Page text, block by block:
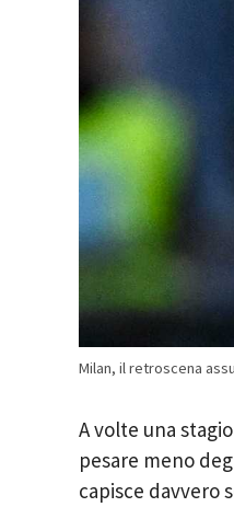
Milan, il retroscena
A volte una
pesare meno
capisce davvero